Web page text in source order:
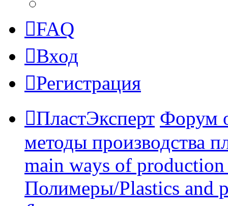
FAQ
Вход
Регистрация
ПластЭксперт Форум
методы производства
main ways of
Полимеры/Plastics and